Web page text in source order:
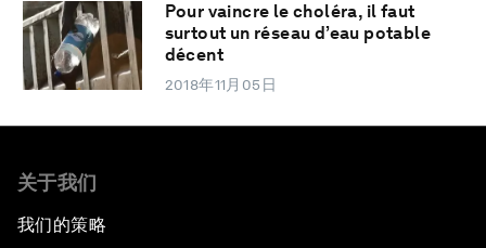
Pour vaincre le choléra, il faut
surtout un réseau d’eau potable
décent
2018年11月05日
关于我们
我们的策略